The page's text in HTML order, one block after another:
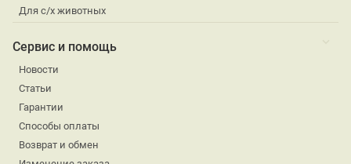
Для с/х животных
Сервис и помощь
Новости
Статьи
Гарантии
Способы оплаты
Возврат и обмен